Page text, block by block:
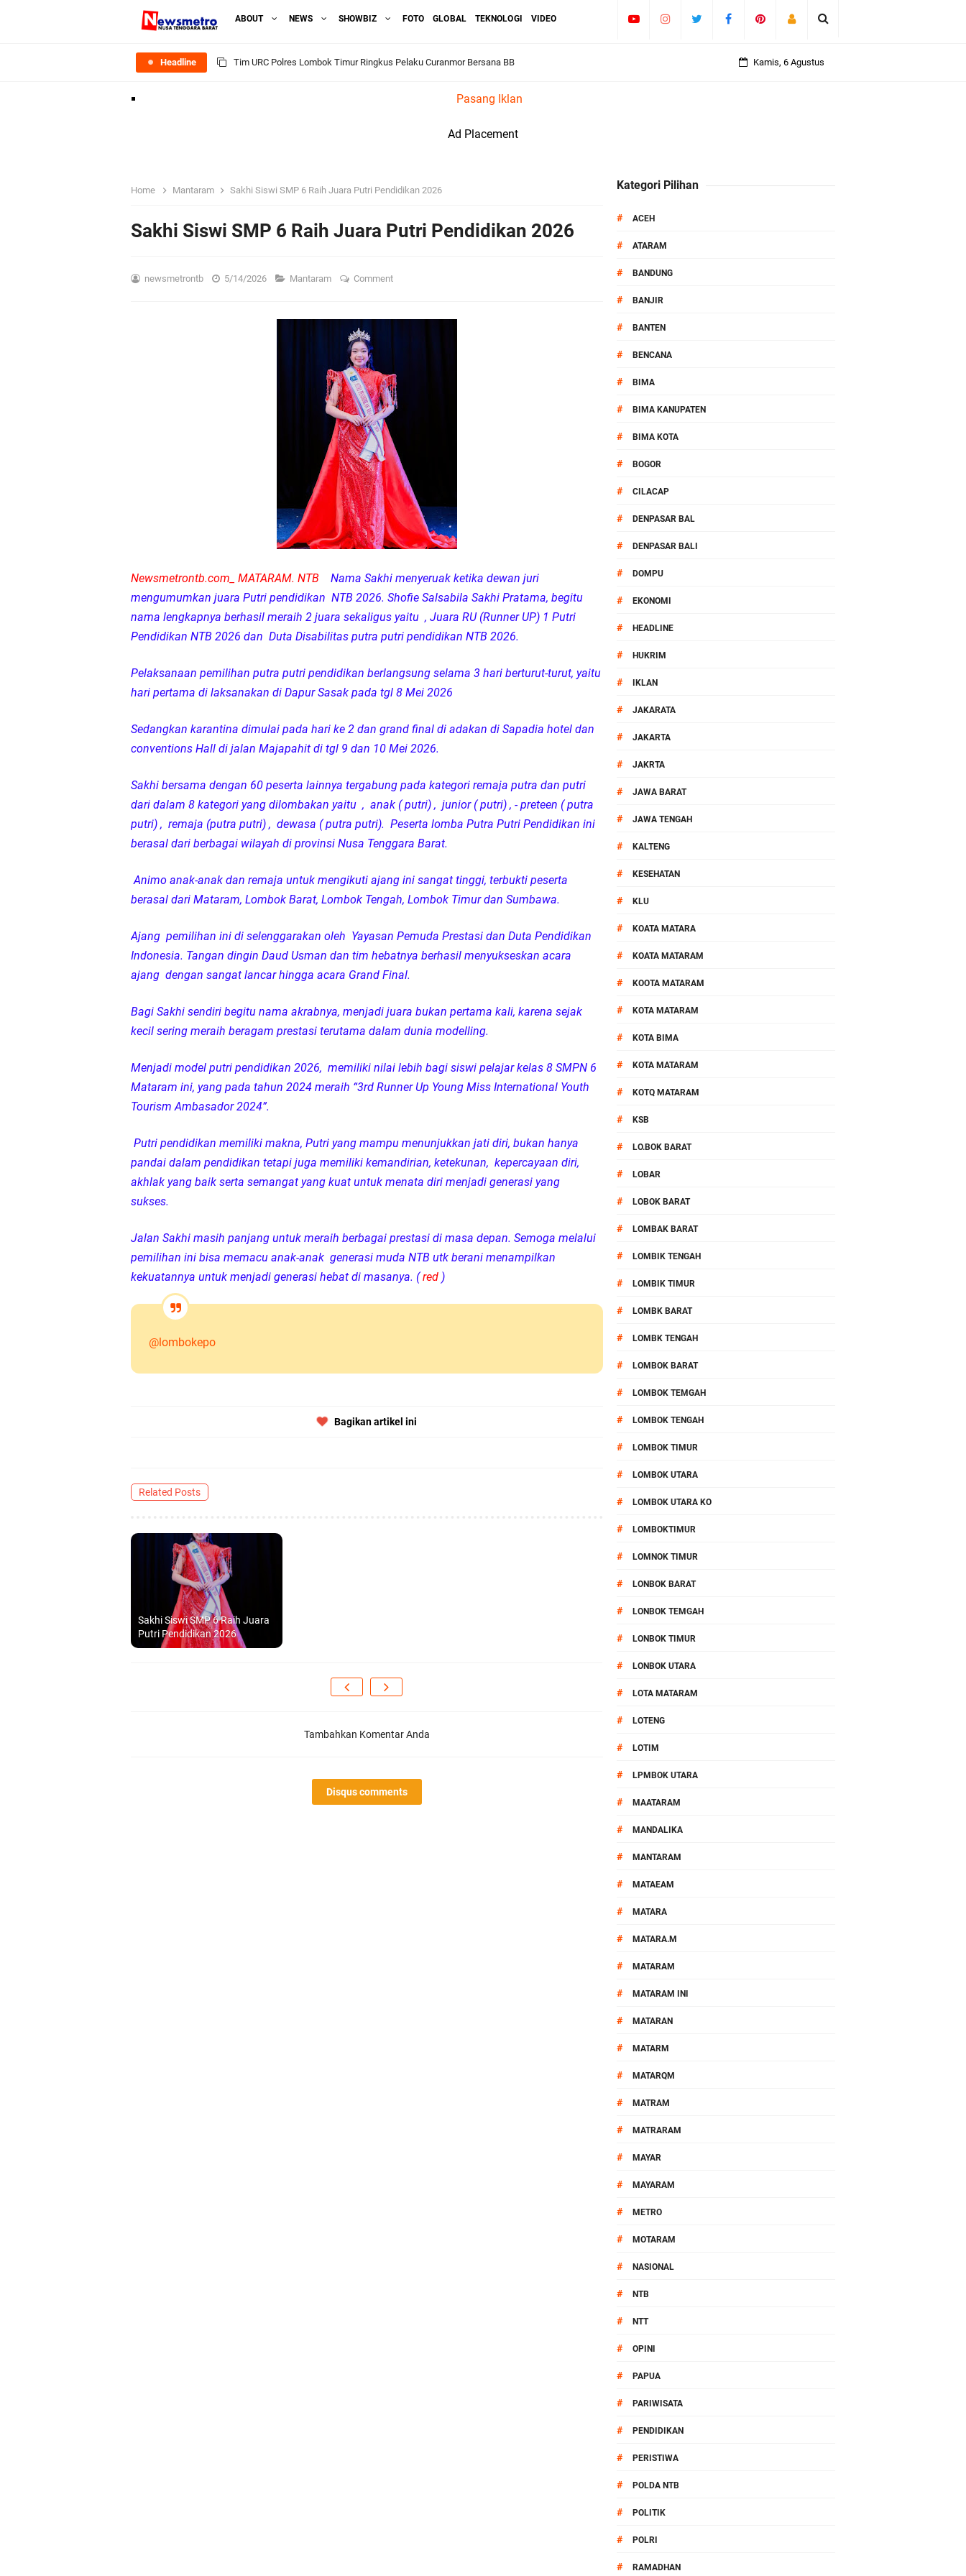
ABOUT NEWS SHOWBIZ FOTO GLOBAL TEKNOLOGI VIDEO
Headline Tim URC Polres Lombok Timur Ringkus Pelaku Curanmor Bersana BB
Polsek Gunungsari Kawal keamanan Acara Selamatan Bendungan Meninting
Samapta Polresta Mataram Patroli di Wilayah Ampenan
LPA Mataram. Apresiasi Polisi Berhasil Ungkap Kasus Kematian Mahasiswi NDR
Kapolda NTB Letakkan Batu Pertama Balai Kemitraan Polri dan Masyarakat
Kapolda NTB Matangkan Pengamanan MotoGP 2026
Kapolda NTB Sambut Kontingen Peraih Juara III Badminton Kapolri Cup 2026
Polda NTB Perkuat Upaya Cegah Gangguan Kamtibmas Lewat Patroli
Polsek Sandubaya Kawal Prosesi Ngaben di Cilinaya
Kapolsek Lingsar Apresiasi Relawan Evakuasi Wisatawan Berikan HT
Semarak HUT RI ke-81, Polsek Mataram Bagikan Bendera Merah Putih
Wakapolda NTB Gelar Kegiatan Polmas di Kelurahan Taman Sari Ampenan
Polda NTB Sabet Juara III Bulutangkis Kapolri Cup 2026
Sambut HUT ke-81 RI, Polsek Mataram Ajak Warga Kibarkan Merah Putih
Kapolresta Mataram Pimpin Pemusnahan BB Narkotika dan Pil Exstasi
Polisi Evakuasi Terduga Pelaku Curanmor Dari Amuk Masa
Kapolda NTB Buka Rakernis Dorong Sinergi Hadapi Tantangan Kamtibmas
Kamis, 6 Agustus
Pasang Iklan
Ad Placement
Home Mantaram Sakhi Siswi SMP 6 Raih Juara Putri Pendidikan 2026
Sakhi Siswi SMP 6 Raih Juara Putri Pendidikan 2026
newsmetrontb 5/14/2026 Mantaram Comment
Newsmetrontb.com_ MATARAM. NTB
Nama Sakhi menyeruak ketika dewan juri
mengumumkan juara Putri pendidikan NTB 2026. Shofie Salsabila Sakhi Pratama, begitu
nama lengkapnya berhasil meraih 2 juara sekaligus yaitu , Juara RU (Runner UP) 1 Putri
Pendidikan NTB 2026 dan Duta Disabilitas putra putri pendidikan NTB 2026.
Pelaksanaan pemilihan putra putri pendidikan berlangsung selama 3 hari berturut-turut, yaitu
hari pertama di laksanakan di Dapur Sasak pada tgl 8 Mei 2026
Sedangkan karantina dimulai pada hari ke 2 dan grand final di adakan di Sapadia hotel dan
conventions Hall di jalan Majapahit di tgl 9 dan 10 Mei 2026.
Sakhi bersama dengan 60 peserta lainnya tergabung pada kategori remaja putra dan putri
dari dalam 8 kategori yang dilombakan yaitu , anak ( putri) , junior ( putri) , - preteen ( putra
putri) , remaja (putra putri) , dewasa ( putra putri). Peserta lomba Putra Putri Pendidikan ini
berasal dari berbagai wilayah di provinsi Nusa Tenggara Barat.
Animo anak-anak dan remaja untuk mengikuti ajang ini sangat tinggi, terbukti peserta
berasal dari Mataram, Lombok Barat, Lombok Tengah, Lombok Timur dan Sumbawa.
Ajang pemilihan ini di selenggarakan oleh Yayasan Pemuda Prestasi dan Duta Pendidikan
Indonesia. Tangan dingin Daud Usman dan tim hebatnya berhasil menyukseskan acara
ajang dengan sangat lancar hingga acara Grand Final.
Bagi Sakhi sendiri begitu nama akrabnya, menjadi juara bukan pertama kali, karena sejak
kecil sering meraih beragam prestasi terutama dalam dunia modelling.
Menjadi model putri pendidikan 2026, memiliki nilai lebih bagi siswi pelajar kelas 8 SMPN 6
Mataram ini, yang pada tahun 2024 meraih “3rd Runner Up Young Miss International Youth
Tourism Ambasador 2024”.
Putri pendidikan memiliki makna, Putri yang mampu menunjukkan jati diri, bukan hanya
pandai dalam pendidikan tetapi juga memiliki kemandirian, ketekunan, kepercayaan diri,
akhlak yang baik serta semangat yang kuat untuk menata diri menjadi generasi yang
sukses.
Jalan Sakhi masih panjang untuk meraih berbagai prestasi di masa depan. Semoga melalui
pemilihan ini bisa memacu anak-anak generasi muda NTB utk berani menampilkan
kekuatannya untuk menjadi generasi hebat di masanya. (red )
@lombokepo
Bagikan artikel ini
Related Posts
Sakhi Siswi SMP 6 Raih Juara
Putri Pendidikan 2026
Tambahkan Komentar Anda
Disqus comments
Kategori Pilihan
# ACEH
# ATARAM
# BANDUNG
# BANJIR
# BANTEN
# BENCANA
# BIMA
# BIMA KANUPATEN
# BIMA KOTA
# BOGOR
# CILACAP
# DENPASAR BAL
# DENPASAR BALI
# DOMPU
# EKONOMI
# HEADLINE
# HUKRIM
# IKLAN
# JAKARATA
# JAKARTA
# JAKRTA
# JAWA BARAT
# JAWA TENGAH
# KALTENG
# KESEHATAN
# KLU
# KOATA MATARA
# KOATA MATARAM
# KOOTA MATARAM
# KOTA MATARAM
# KOTA BIMA
# KOTA MATARAM
# KOTQ MATARAM
# KSB
# LO.BOK BARAT
# LOBAR
# LOBOK BARAT
# LOMBAK BARAT
# LOMBIK TENGAH
# LOMBIK TIMUR
# LOMBK BARAT
# LOMBK TENGAH
# LOMBOK BARAT
# LOMBOK TEMGAH
# LOMBOK TENGAH
# LOMBOK TIMUR
# LOMBOK UTARA
# LOMBOK UTARA KO
# LOMBOKTIMUR
# LOMNOK TIMUR
# LONBOK BARAT
# LONBOK TEMGAH
# LONBOK TIMUR
# LONBOK UTARA
# LOTA MATARAM
# LOTENG
# LOTIM
# LPMBOK UTARA
# MAATARAM
# MANDALIKA
# MANTARAM
# MATAEAM
# MATARA
# MATARA.M
# MATARAM
# MATARAM INI
# MATARAN
# MATARM
# MATARQM
# MATRAM
# MATRARAM
# MAYAR
# MAYARAM
# METRO
# MOTARAM
# NASIONAL
# NTB
# NTT
# OPINI
# PAPUA
# PARIWISATA
# PENDIDIKAN
# PERISTIWA
# POLDA NTB
# POLITIK
# POLRI
# RAMADHAN